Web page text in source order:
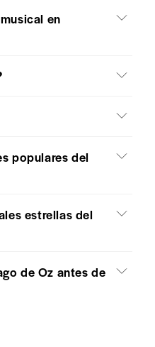
en
populares del
estrellas del
de Oz antes de